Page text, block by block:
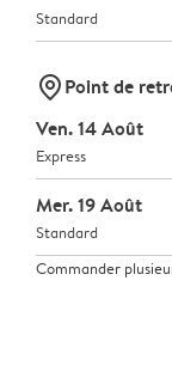
Standard
marker-pinPoint de
Ven. 14 Août
Express
Mer. 19 Août
Standard
Commander